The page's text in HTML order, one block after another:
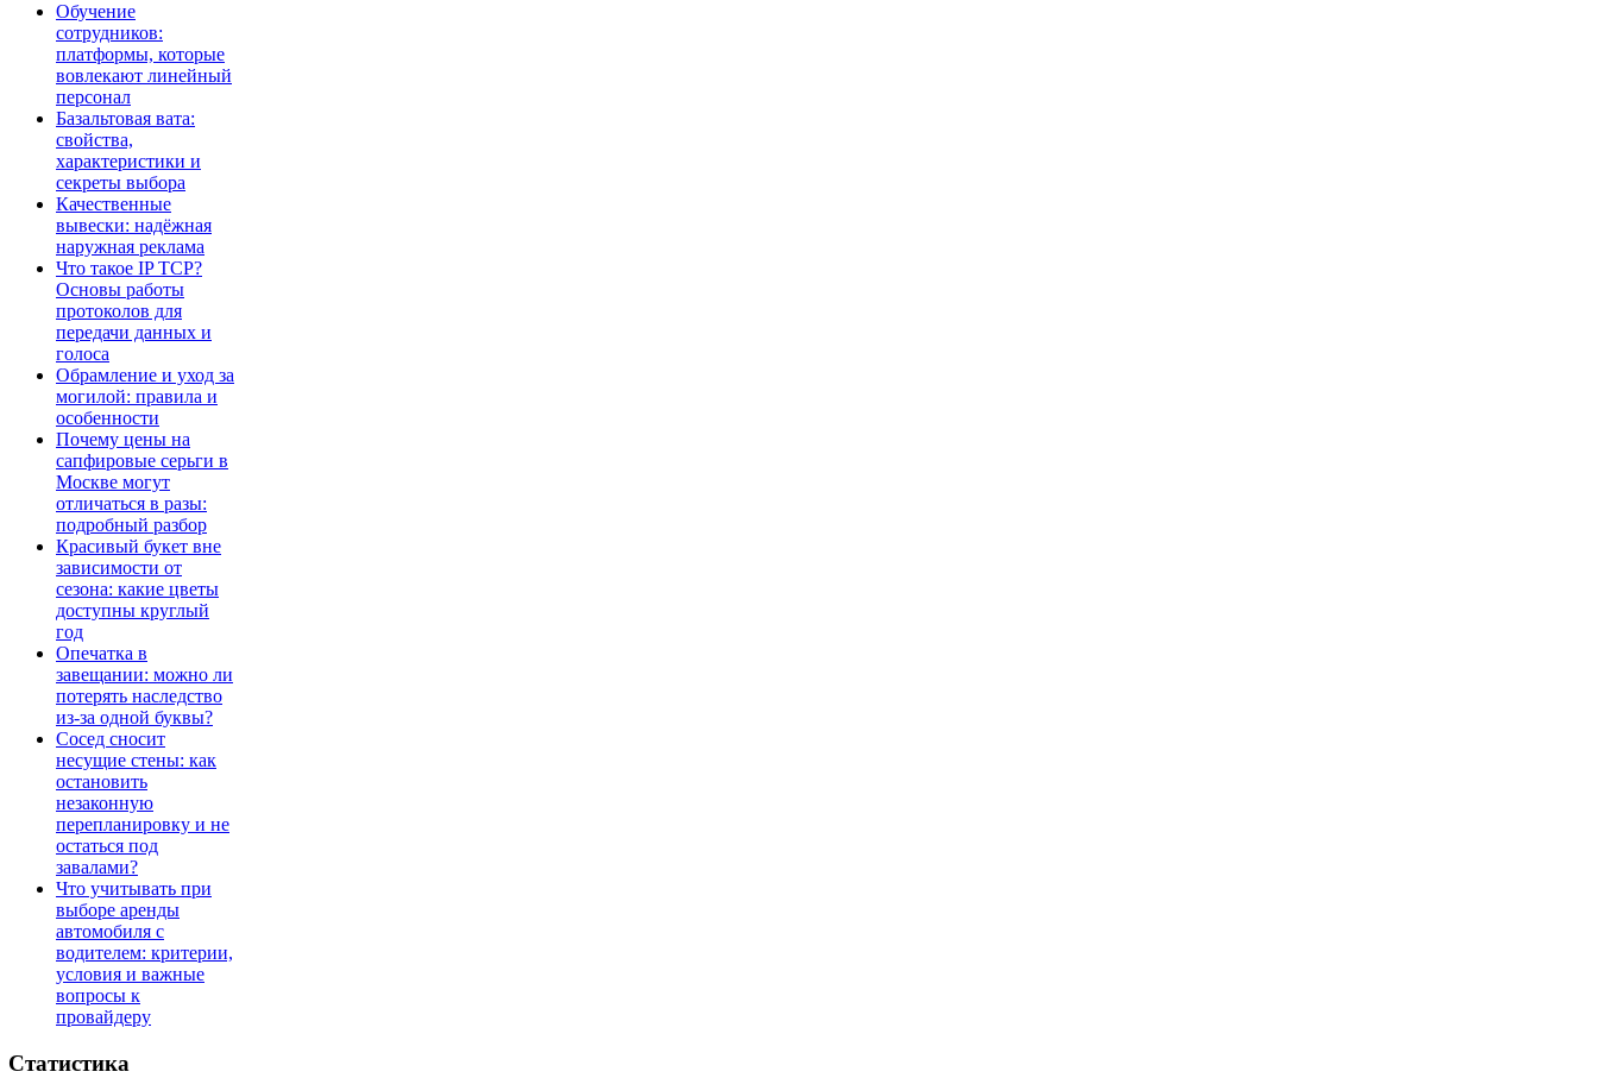
Обучение
сотрудников:
платформы, которые
вовлекают линейный
персонал
Базальтовая вата:
свойства,
характеристики и
секреты выбора
Качественные
вывески: надёжная
наружная реклама
Что такое IP TCP?
Основы работы
протоколов для
передачи данных и
голоса
Обрамление и уход за
могилой: правила и
особенности
Почему цены на
сапфировые серьги в
Москве могут
отличаться в разы:
подробный разбор
Красивый букет вне
зависимости от
сезона: какие цветы
доступны круглый
год
Опечатка в
завещании: можно ли
потерять наследство
из-за одной буквы?
Сосед сносит
несущие стены: как
остановить
незаконную
перепланировку и не
остаться под
завалами?
Что учитывать при
выборе аренды
автомобиля с
водителем: критерии,
условия и важные
вопросы к
провайдеру
Статистика